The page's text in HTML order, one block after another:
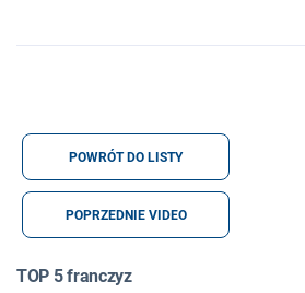
POWRÓT DO LISTY
POPRZEDNIE VIDEO
TOP 5 franczyz